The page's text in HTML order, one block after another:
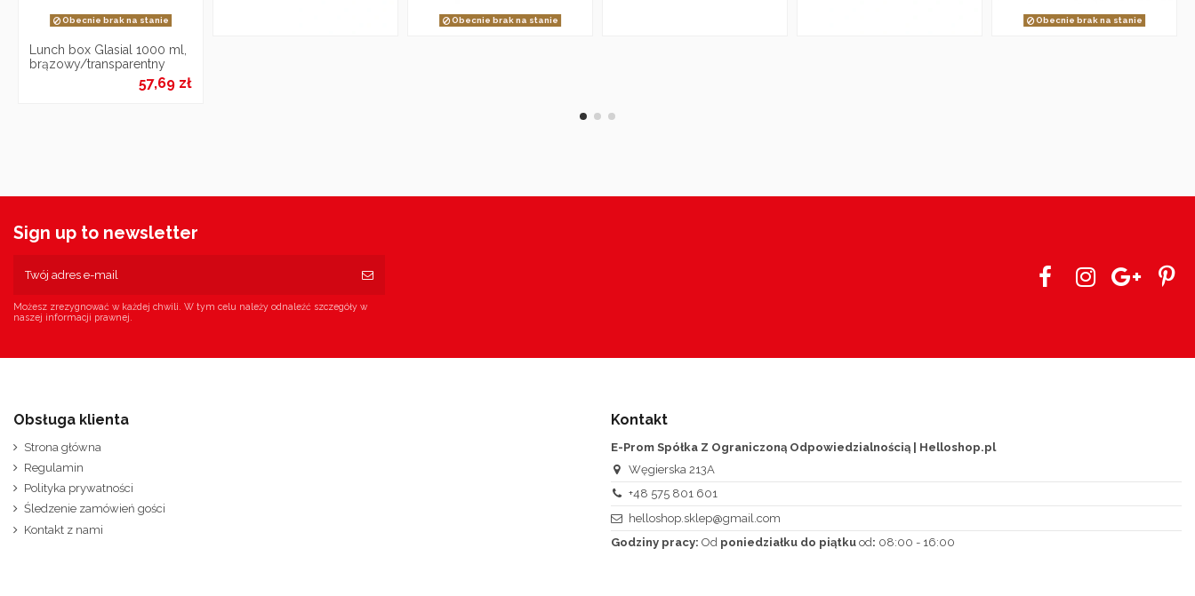
Obecnie brak na stanie
Lunch box Glasial 1000 ml,
brązowy/transparentny
57,69 zł
Obecnie brak na stanie Obecnie brak na stanie
Sign up to newsletter
Możesz zrezygnować w każdej chwili. W tym celu należy odnaleźć szczegóły w
naszej informacji prawnej.
Obsługa klienta
Strona główna
Regulamin
Polityka prywatności
Śledzenie zamówień gości
Kontakt z nami
Kontakt
E-Prom Spółka Z Ograniczoną Odpowiedzialnością | Helloshop.pl
Węgierska 213A
+48 575 801 601
helloshop.sklep@gmail.com
Godziny pracy: Od poniedziałku do piątku od: 08:00 - 16:00